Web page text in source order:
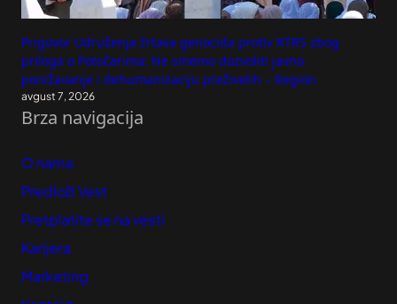
Prigovor Udruženja žrtava genocida protiv RTRS zbog
priloga o Potočarima: Ne smemo dozvoliti javno
ponižavanje i dehumanizaciju preživelih – Region
avgust 7, 2026
Brza navigacija
O nama
Predloži Vest
Pretplatite se na vesti
Karijera
Marketing